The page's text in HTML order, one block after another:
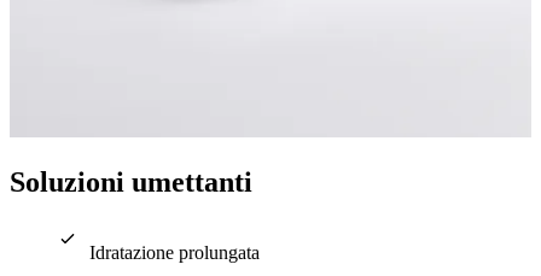
Soluzioni umettanti
Idratazione prolungata